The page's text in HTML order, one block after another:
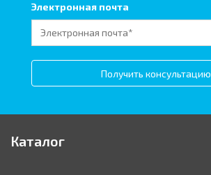
Электронная почта
Получить консультацию
Каталог